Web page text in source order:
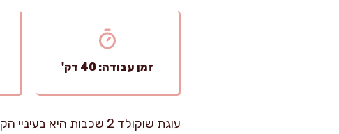
זמן עבודה: 40 דק'
עוגת שוקולד 2 שכבות